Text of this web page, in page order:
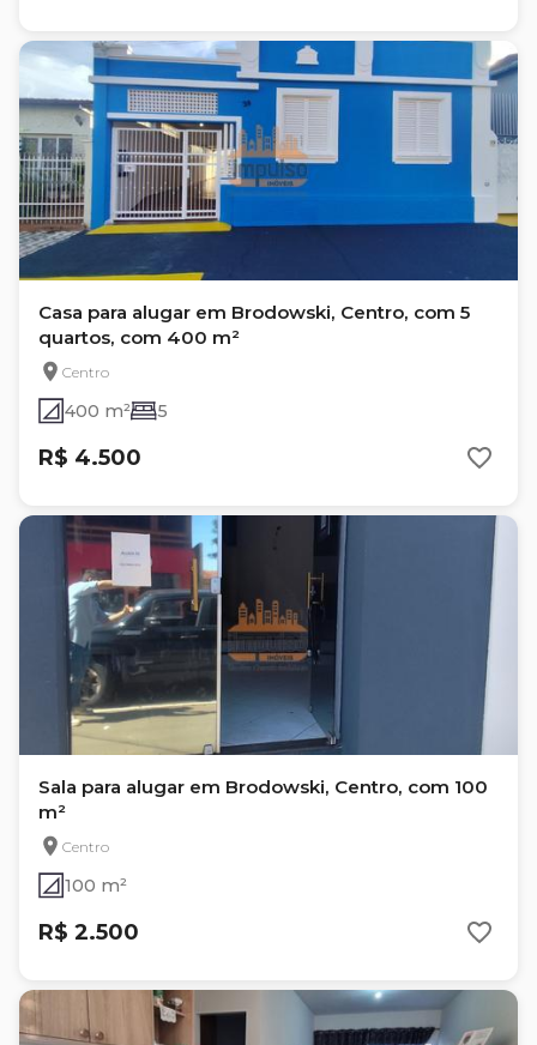
Casa para alugar em Brodowski, Centro, com 5
quartos, com 400 m²
Centro
400 m² 5
R$ 4.500
Sala para alugar em Brodowski, Centro, com 100
m²
Centro
100 m²
R$ 2.500